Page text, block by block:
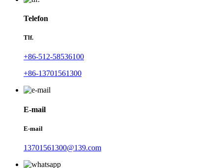
Telefon
Tlf.
+86-512-58536100
+86-13701561300
E-mail
E-mail
13701561300@139.com